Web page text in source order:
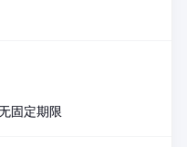
固定期限